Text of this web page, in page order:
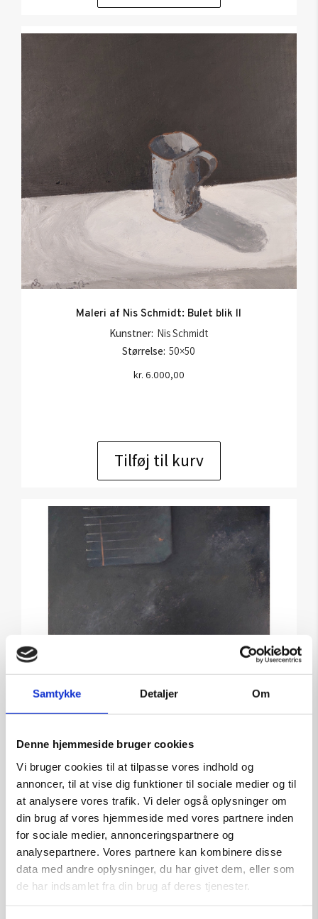
Samtykke Detaljer Om
Denne hjemmeside bruger cookies
Vi bruger cookies til at tilpasse vores indhold og
annoncer, til at vise dig funktioner til sociale medier og til
at analysere vores trafik. Vi deler også oplysninger om
din brug af vores hjemmeside med vores partnere inden
for sociale medier, annonceringspartnere og
analysepartnere. Vores partnere kan kombinere disse
data med andre oplysninger, du har givet dem, eller som
de har indsamlet fra din brug af deres tjenester.
Maleri af Nis Schmidt: Bulet blik ll
Kunstner: Nis Schmidt
Størrelse: 50×50
kr. 6.000,00
Tilføj til kurv
Maleri af Nis Schmidt: Bulet blik
Kunstner: Nis Schmidt
Størrelse: 77×62
kr.8.000,00